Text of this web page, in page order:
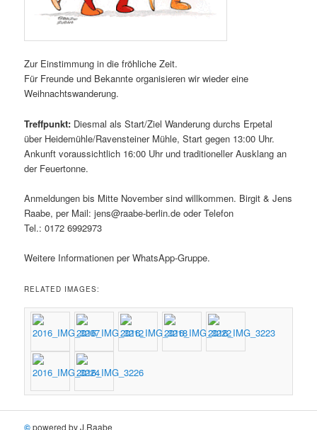
Zur Einstimmung in die fröhliche Zeit.
Für Freunde und Bekannte organisieren wir wieder eine
Weihnachtswanderung.
Treffpunkt: Diesmal als Start/Ziel Wanderung durchs Erpetal
über Heidemühle/Ravensteiner Mühle, Start gegen 13:00 Uhr.
Ankunft voraussichtlich 16:00 Uhr und traditioneller Ausklang an
der Feuertonne.
Anmeldungen bis Mitte November sind willkommen. Birgit & Jens
Raabe, per Mail: jens@raabe-berlin.de oder Telefon
Tel.: 0172 6992973
Weitere Informationen per WhatsApp-Gruppe.
RELATED IMAGES:
©powered by J.Raabe